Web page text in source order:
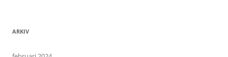
ARKIV